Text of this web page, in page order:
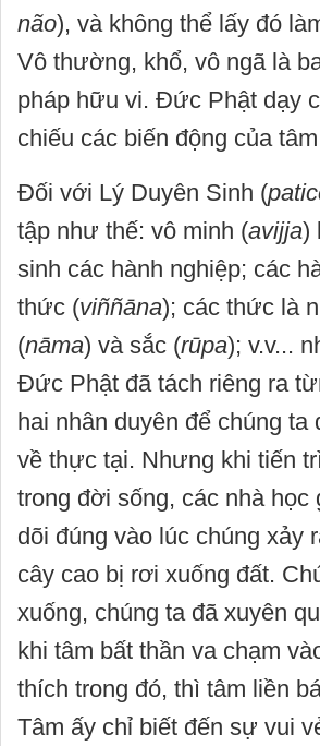
não), và không thể lấy đó
Vô thường, khổ, vô ngã là
pháp hữu vi. Đức Phật dạy
chiếu các biến động của
Đối với Lý Duyên Sinh (
tập như thế: vô minh (avijja)
sinh các hành nghiệp; các
thức (viññāna); các thức là
(nāma) và sắc (rūpa); v.v...
Đức Phật đã tách riêng ra
hai nhân duyên để chúng
về thực tại. Nhưng khi tiến
trong đời sống, các nhà học
dõi đúng vào lúc chúng xảy
cây cao bị rơi xuống đất.
xuống, chúng ta đã xuyên
khi tâm bất thần va chạm
thích trong đó, thì tâm liền
Tâm ấy chỉ biết đến sự vui